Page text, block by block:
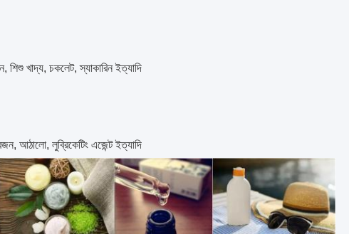
শিশু খাদ্য, চকলেট, স্যাকারিন ইত্যাদি
আঠালো, লুব্রিকেটিং এজেন্ট ইত্যাদি